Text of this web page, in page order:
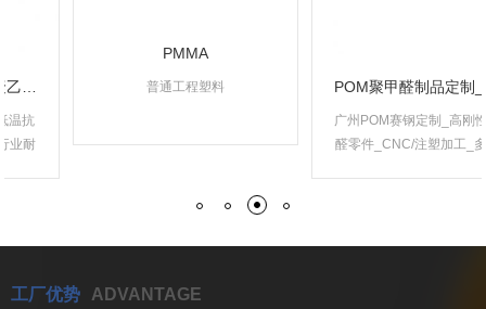
普通工程塑料 POM聚甲醛制品定制_赛钢精密零部件加工_广州贝士特橡塑厂家
广州POM赛钢定制_高刚性聚甲
醛零件_CNC/注塑加工_多行业
工厂优势 ADVANTAGE